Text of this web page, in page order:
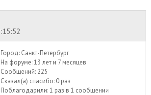
Город: Санкт-Петербург
На форуме:13 лет и 7 месяцев
Сообщений: 225
Сказал(а) спасибо: 0 раз
Поблагодарили:1 раз в 1 сообщении